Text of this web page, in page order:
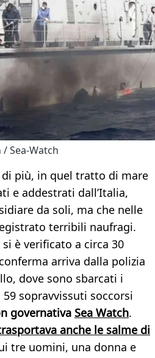
Sea-Watch
più, in quel tratto di mare
e addestrati dall’Italia,
da soli, ma che nelle
terribili naufragi.
è verificato a circa 30
arriva dalla polizia
dove sono sbarcati i
sopravvissuti soccorsi
governativa Sea Watch.
anche le salme di
tre uomini, una donna e